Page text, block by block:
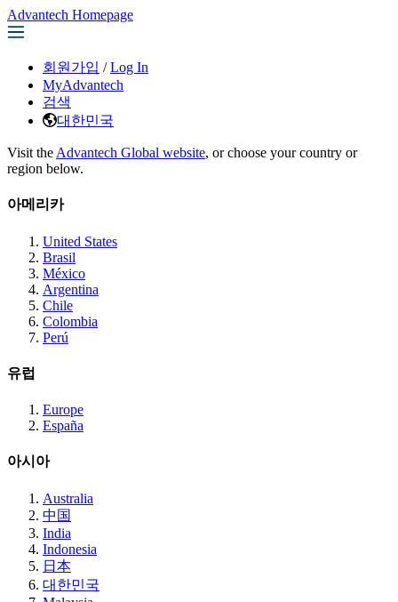
Advantech Homepage
회원가입 / Log In
MyAdvantech
검색
대한민국
Visit the Advantech Global website, or choose your country or
region below.
아메리카
United States
Brasil
México
Argentina
Chile
Colombia
Perú
유럽
Europe
España
아시아
Australia
中国
India
Indonesia
日本
대한민국